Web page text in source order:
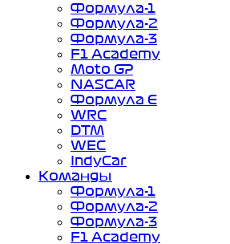
Формула-1
Формула-2
Формула-3
F1 Academy
Moto GP
NASCAR
Формула Е
WRC
DTM
WEC
IndyCar
Команды
Формула-1
Формула-2
Формула-3
F1 Academy